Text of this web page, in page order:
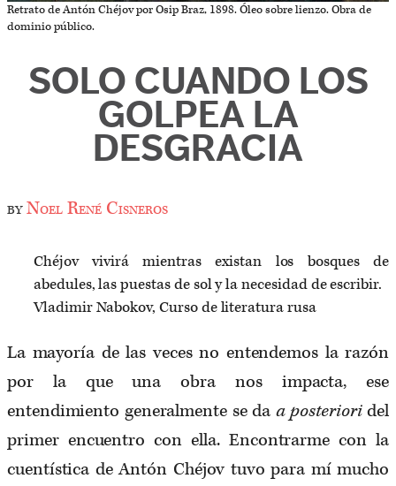
Retrato de Antón Chéjov por Osip Braz, 1898. Óleo sobre lienzo. Obra de
dominio público.
SOLO CUANDO LOS
GOLPEA LA
DESGRACIA
byNoel René Cisneros
Chéjov vivirá mientras existan los bosques de
abedules, las puestas de sol y la necesidad de escribir.
Vladimir Nabokov, Curso de literatura rusa
La mayoría de las veces no entendemos la razón
por la que una obra nos impacta, ese
entendimiento generalmente se da a posterioridel
primer encuentro con ella. Encontrarme con la
cuentística de Antón Chéjov tuvo para mí mucho